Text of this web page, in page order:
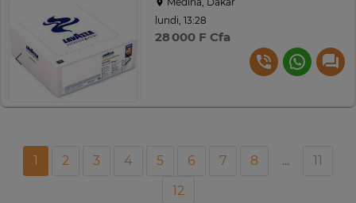
lundi, 13:28
28 000 F Cfa
1 2 3 4 5 6 7 8 ...
11
12